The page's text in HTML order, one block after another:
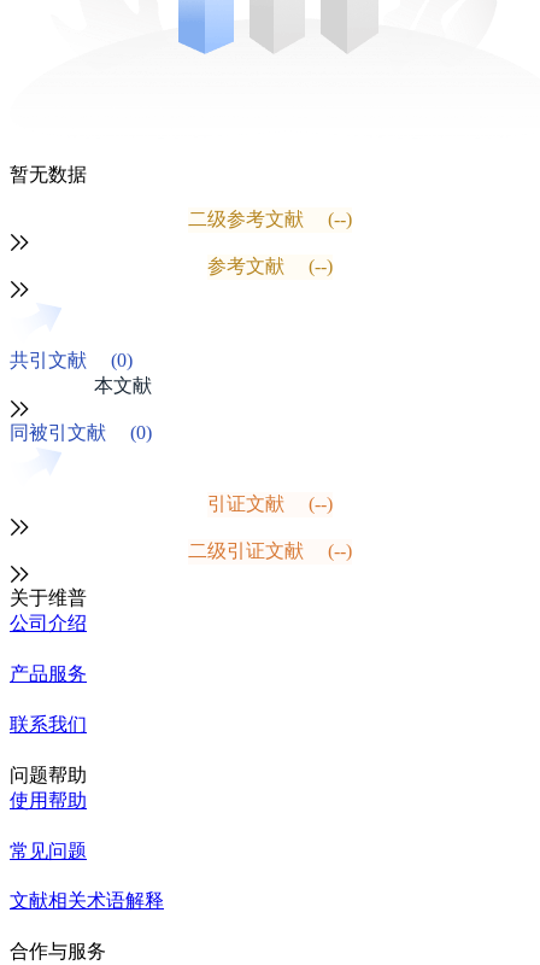
暂无数据
二级参考文献 (--)
参考文献 (--)
共引文献
(0)
本文献
同被引文献 (0)
引证文献 (--)
二级引证文献 (--)
关于维普
公司介绍
产品服务
联系我们
问题帮助
使用帮助
常见问题
文献相关术语解释
合作与服务